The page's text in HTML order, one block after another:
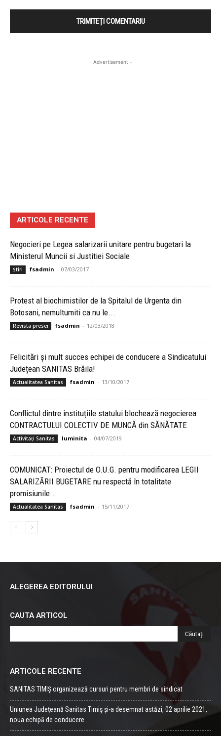
- Advertisement -
ARTICOLE RECENTE
Negocieri pe Legea salarizarii unitare pentru bugetari la
Ministerul Muncii si Justitiei Sociale
Știri fsadmin - 07/03/2017
Protest al biochimistilor de la Spitalul de Urgenta din
Botosani, nemultumiti ca nu le...
Revista presei fsadmin - 12/03/2018
Felicitări și mult succes echipei de conducere a Sindicatului
Județean SANITAS Brăila!
Actualitatea Sanitas fsadmin - 13/10/2017
Conflictul dintre instituțiile statului blochează negocierea
CONTRACTULUI COLECTIV DE MUNCĂ din SĂNĂTATE
Activități Sanitas luminita - 04/07/2019
COMUNICAT: Proiectul de O.U.G. pentru modificarea LEGII
SALARIZĂRII BUGETARE nu respectă în totalitate
promisiunile...
Actualitatea Sanitas fsadmin - 15/11/2017
ALEGEREA EDITORULUI
CAUTA ARTICOL
ARTICOLE RECENTE
SANITAS TIMIȘ organizează cursuri pentru membri de sindicat
Uniunea Județeană Sanitas Timiș și-a desemnat astăzi, 02 aprilie 2021,
noua echipă de conducere